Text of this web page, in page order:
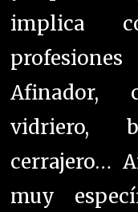
muy
terminaron
Pero se
un criterio.
hay quien
basar en